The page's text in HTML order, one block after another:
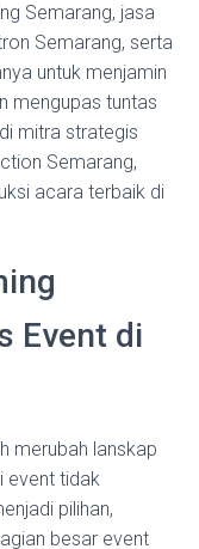
Semarang, jasa
Semarang, serta
untuk menjamin
mengupas tuntas
mitra strategis
Semarang,
acara terbaik di
Event di
merubah lanskap
event tidak
pilihan,
besar event